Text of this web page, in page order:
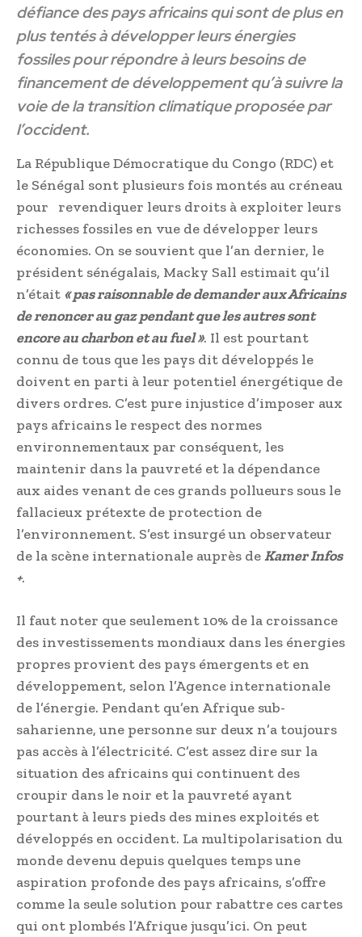
défiance des pays africains qui sont de plus en
plus tentés à développer leurs énergies
fossiles pour répondre à leurs besoins de
financement de développement qu’à suivre la
voie de la transition climatique proposée par
l’occident.
La République Démocratique du Congo (RDC) et
le Sénégal sont plusieurs fois montés au créneau
pour revendiquer leurs droits à exploiter leurs
richesses fossiles en vue de développer leurs
économies. On se souvient que l’an dernier, le
président sénégalais, Macky Sall estimait qu’il
n’était « pas raisonnable de demander aux Africains
de renoncer au gaz pendant que les autres sont
encore au charbon et au fuel ». Il est pourtant
connu de tous que les pays dit développés le
doivent en parti à leur potentiel énergétique de
divers ordres. C’est pure injustice d’imposer aux
pays africains le respect des normes
environnementaux par conséquent, les
maintenir dans la pauvreté et la dépendance
aux aides venant de ces grands pollueurs sous le
fallacieux prétexte de protection de
l’environnement. S’est insurgé un observateur
de la scène internationale auprès deKamer Infos
+.
Il faut noter que seulement 10% de la croissance
des investissements mondiaux dans les énergies
propres provient des pays émergents et en
développement, selon l’Agence internationale
de l’énergie. Pendant qu’en Afrique sub-
saharienne, une personne sur deux n’a toujours
pas accès à l’électricité. C’est assez dire sur la
situation des africains qui continuent des
croupir dans le noir et la pauvreté ayant
pourtant à leurs pieds des mines exploités et
développés en occident. La multipolarisation du
monde devenu depuis quelques temps une
aspiration profonde des pays africains, s’offre
comme la seule solution pour rabattre ces cartes
qui ont plombés l’Afrique jusqu’ici. On peut